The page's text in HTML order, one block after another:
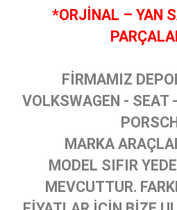
*ORJİNAL – YAN
FİRMAMIZ
VOLKSWAGEN - SEAT
MARKA
MODEL SIFIR
MEVCUTTUR.